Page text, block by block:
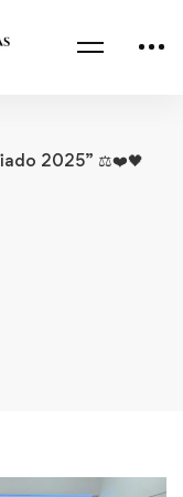
2025” ⚖️❤️🖤